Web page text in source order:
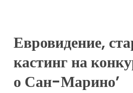
Евровидение,
кастинг на
о Сан-Марино’